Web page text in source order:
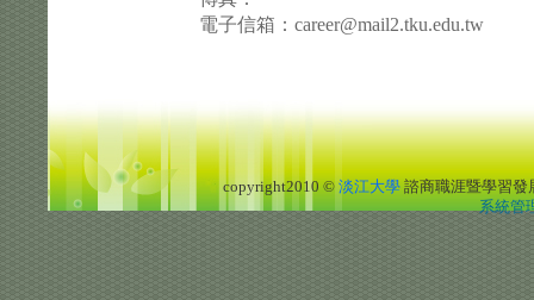
電子信箱：career@mail2.tku.edu.tw
copyright2010 © 淡江大學 諮商職涯暨學習發
系統管